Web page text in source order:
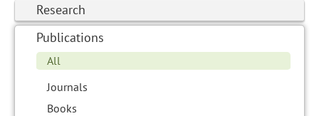
Research
Publications
All
Journals
Books